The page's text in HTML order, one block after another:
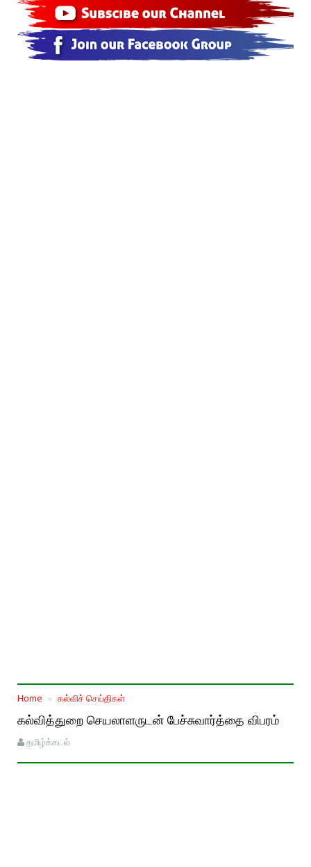
Home கல்விச் செய்திகள்
கல்வித்துறை செயலாளருடன் பேச்சுவார்த்தை விபரம்
தமிழ்க்கடல்